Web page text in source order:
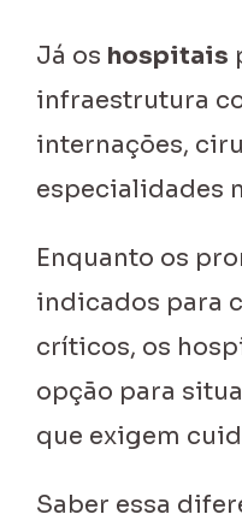
Já os hospitais
infraestrutura
internações,
especialidades
Enquanto os
indicados para
críticos, os
opção para
que exigem
Saber essa